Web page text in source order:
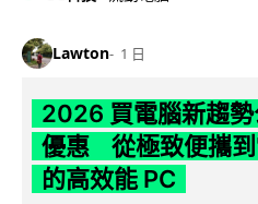
Lawton 1 日
2026 買電腦新趨
優惠 從極致便攜到
的高效能 PC